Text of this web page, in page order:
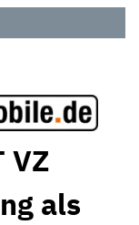
VZ
als